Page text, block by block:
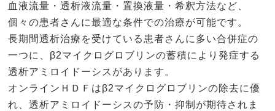
血液流量・透析液流量・置換液量・希釈方法など、
個々の患者さんに最適な条件での治療が可能です。
長期間透析治療を受けている患者さんに多い合併症の
一つに、β2マイクログロブリンの蓄積により発症する
透析アミロイドーシスがあります。
オンラインＨＤＦはβ2マイクログロブリンの除去に優
れ、透析アミロイドーシスの予防・抑制が期待されま